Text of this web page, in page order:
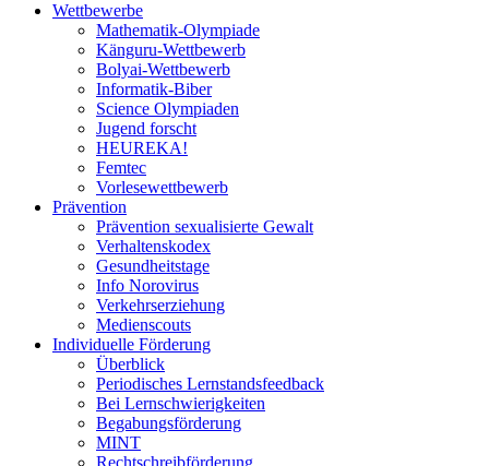
Wettbewerbe
Mathematik-Olympiade
Känguru-Wettbewerb
Bolyai-Wettbewerb
Informatik-Biber
Science Olympiaden
Jugend forscht
HEUREKA!
Femtec
Vorlesewettbewerb
Prävention
Prävention sexualisierte Gewalt
Verhaltenskodex
Gesundheitstage
Info Norovirus
Verkehrserziehung
Medienscouts
Individuelle Förderung
Überblick
Periodisches Lernstandsfeedback
Bei Lernschwierigkeiten
Begabungsförderung
MINT
Rechtschreibförderung